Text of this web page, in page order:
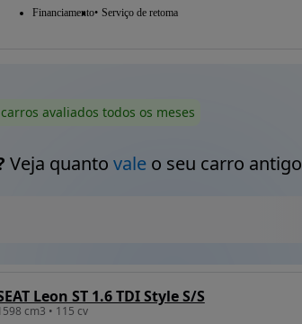
Financiamento Serviço de retoma
avaliados todos os meses
Veja quanto valeo seu carro antigo
Leon ST 1.6 TDI Style S/S
cm3 • 115 cv